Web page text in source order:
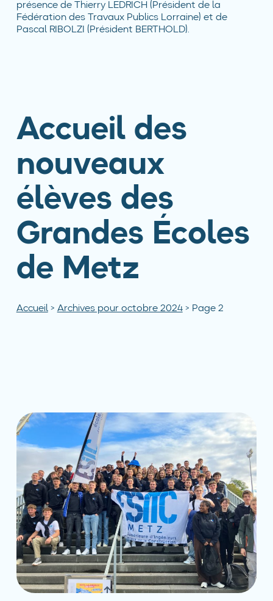
présence de Thierry LEDRICH (Président de la
Fédération des Travaux Publics Lorraine) et de
Pascal RIBOLZI (Président BERTHOLD).
Accueil des
nouveaux
élèves des
Grandes Écoles
de Metz
Accueil> Archives pour octobre 2024> Page 2